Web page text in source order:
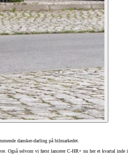
dansker-darling på bilmarkedet.
Også selvom vi først lancerer C-HR+ nu her et kvartal inde i